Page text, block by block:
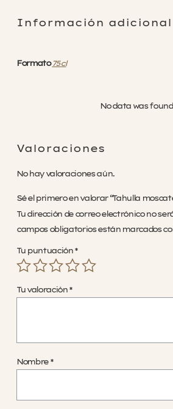
Información adicional
Formato75 cl
No data was found
Valoraciones
No hay valoraciones aún.
Sé el primero en valorar “Tahulla
Tu dirección de correo electrónico no
campos obligatorios están marcados
Tu puntuación *
Tu valoración *
Nombre *